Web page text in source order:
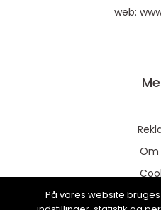
web:
Om
På vores website